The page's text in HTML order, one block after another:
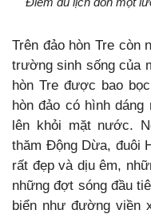
Trên đảo hòn Tre còn
trường sinh sống của
hòn Tre được bao
hòn đảo có hình
lên khỏi mặt nước.
thăm Động Dừa, đuôi
rất đẹp và dịu êm,
những đợt sóng đầu
biển như đường viền